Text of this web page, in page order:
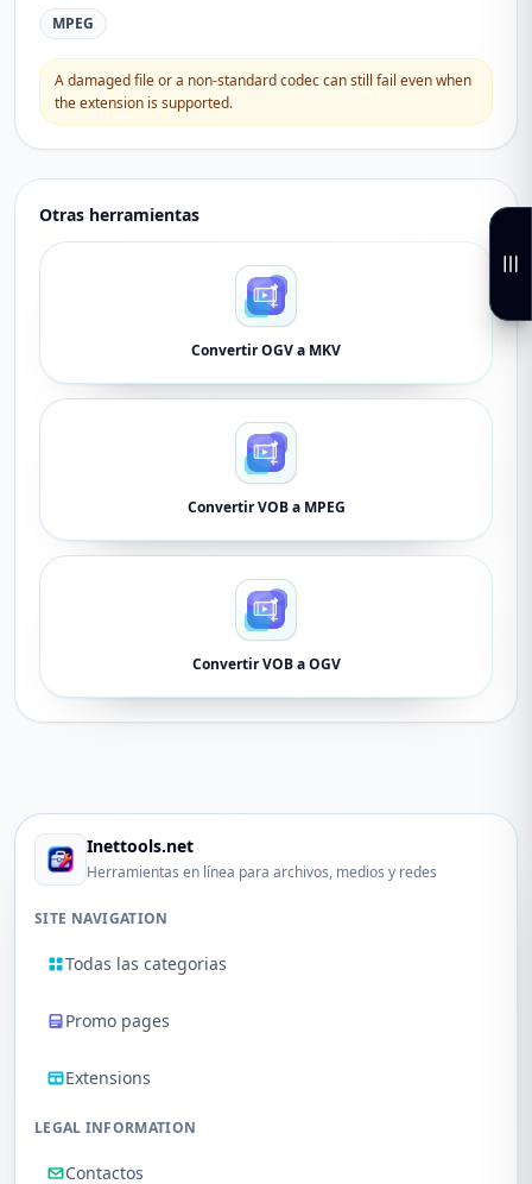
MPEG
A damaged file or a non-standard codec can still fail even when
the extension is supported.
Otras herramientas
Convertir OGV a MKV
Convertir VOB a MPEG
Convertir VOB a OGV
Inettools.net
Herramientas en línea para archivos, medios y redes
SITE NAVIGATION
Todas las categorias
Promo pages
Extensions
LEGAL INFORMATION
Contactos